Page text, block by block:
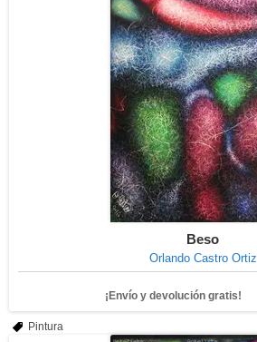
Beso
Orlando Castro Ortiz
¡Envío y devolución gratis!
Pintura